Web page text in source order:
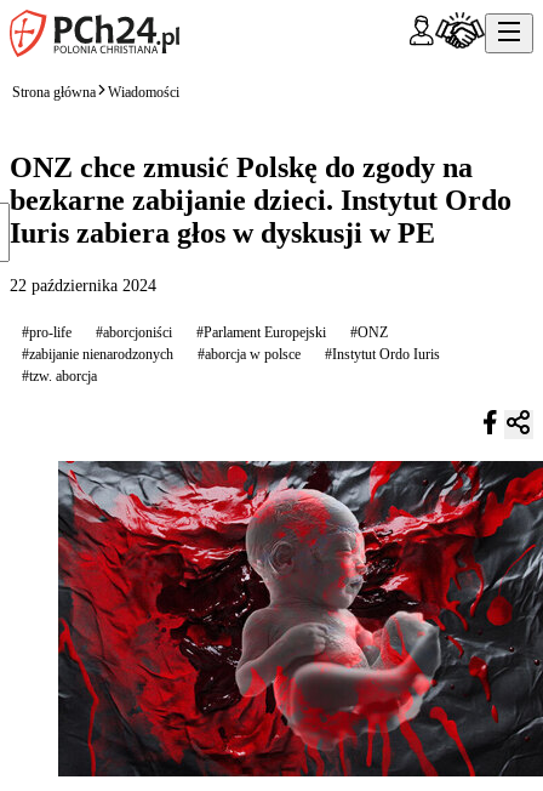
Strona główna Wiadomości
ONZ chce zmusić Polskę do zgody na
bezkarne zabijanie dzieci. Instytut Ordo
Iuris zabiera głos w dyskusji w PE
22 października 2024
#pro-life #aborcjoniści #Parlament Europejski
#ONZ
#zabijanie nienarodzonych
#aborcja w polsce
#Instytut Ordo Iuris
#tzw. aborcja